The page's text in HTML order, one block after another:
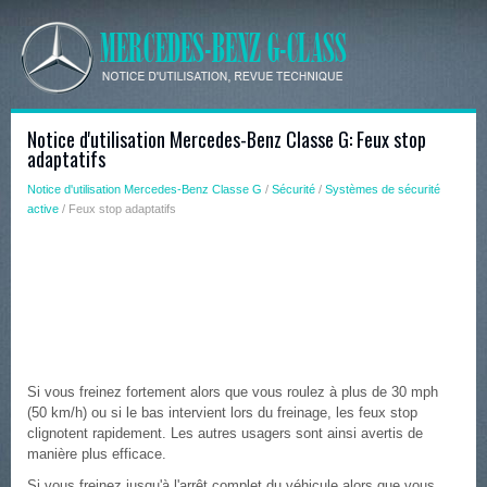
Notice d'utilisation Mercedes-Benz Classe G: Feux stop
adaptatifs
Notice d'utilisation Mercedes-Benz Classe G / Sécurité / Systèmes de sécurité
active / Feux stop adaptatifs
Si vous freinez fortement alors que vous roulez à plus de 30 mph
(50 km/h) ou si le bas intervient lors du freinage, les feux stop
clignotent rapidement. Les autres usagers sont ainsi avertis de
manière plus efficace.